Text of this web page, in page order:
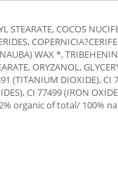
STEARATE, COCOS
WAX *,
ORYZANOL,
(TITANIUM DIOXIDE), CI
CI 77499 (IRON
organic of total/ 100%